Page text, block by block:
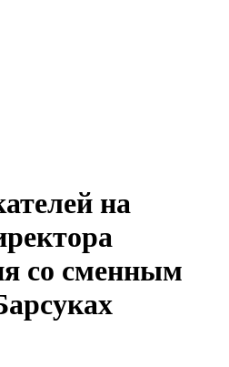
на
со сменным